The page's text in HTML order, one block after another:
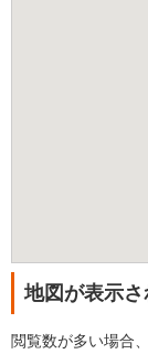
地図が表示
閲覧数が多い場合